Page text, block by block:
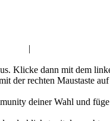
|
Klicke dann mit dem
der rechten Maustaste
deiner Wahl und füge